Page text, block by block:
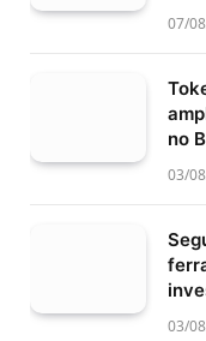
07/
no
03/
03/